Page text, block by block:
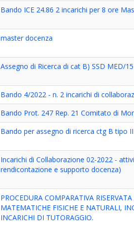
Bando ICE 24.86 2 incarichi per 8 ore
master docenza
Assegno di Ricerca di cat B) SSD MED/
Bando 4/2022 - n. 2 incarichi di
Bando Prot. 247 Rep. 21 Comitato di
Bando per assegno di ricerca ctg B tipo
Incarichi di Collaborazione 02-2022 -
rendicontazione e supporto docenza)
PROCEDURA COMPARATIVA
MATEMATICHE FISICHE E NATURALI,
INCARICHI DI TUTORAGGIO.